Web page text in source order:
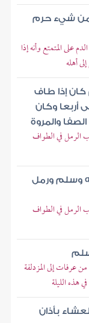
من شيء حرم
المتمتع وأنه إذا
أهله
كان إذا طاف
أربعا وكان
والمروة
في الطواف
وسلم ورمل
في الطواف
إلى المزدلفة
هذه الليلة
بأذان